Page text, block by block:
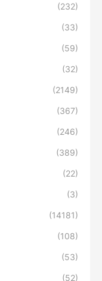
(232)
(33)
(59)
(32)
(2149)
(367)
(246)
(389)
(22)
(3)
(14181)
(108)
(53)
(52)